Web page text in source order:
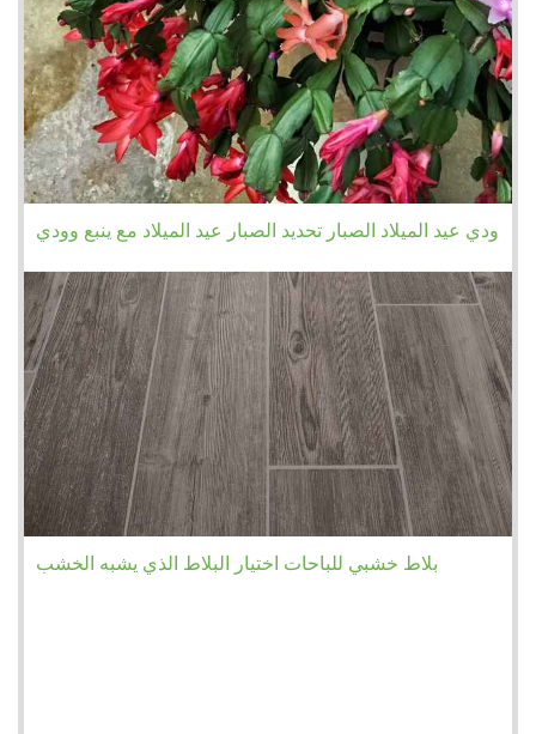
ودي عيد الميلاد الصبار تحديد الصبار عيد الميلاد مع ينبع وودي
بلاط خشبي للباحات اختيار البلاط الذي يشبه الخشب